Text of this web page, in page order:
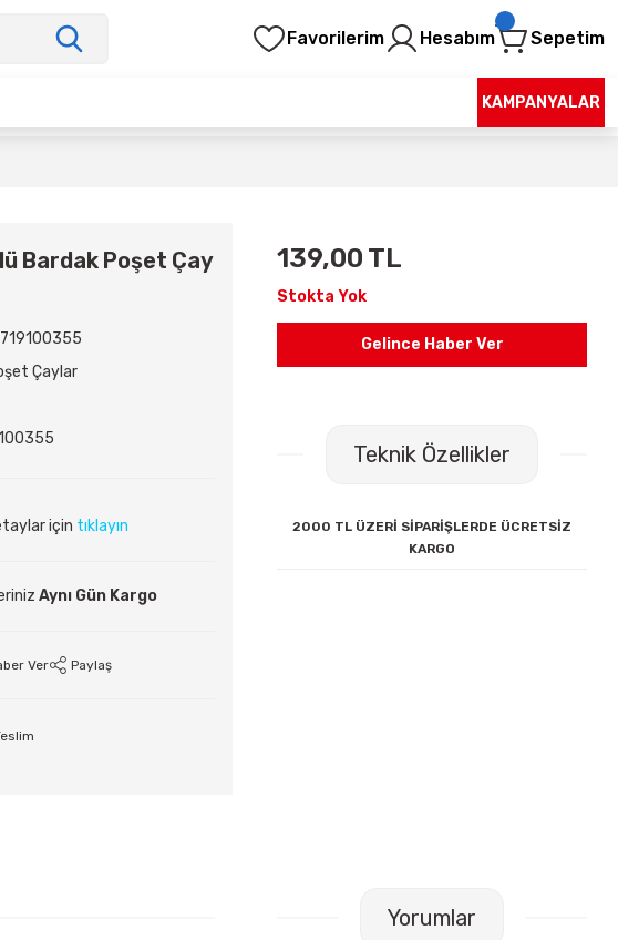
Favorilerim Hesabım Sepetim
KAMPANYALAR
Bardak Poşet Çay
Çaylar
için tıklayın
Aynı Gün Kargo
Ver Paylaş
139,00 TL
Stokta Yok
Gelince Haber Ver
Teknik Özellikler
2000 TL ÜZERİ SİPARİŞLERDE ÜCRETSİZ
KARGO
Yorumlar